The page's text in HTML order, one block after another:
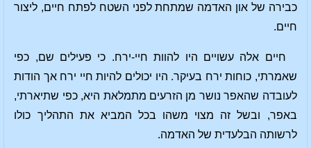
כבירה של און האדמה שמתחת לפני השטח לפתח חיים, ליצור
חיים.
חיים אלה עשויים היו להוות חיי-ירח. כי פעילים שם, כפי
שאמרתי, כוחות ירח בעיקר. היו יכולים להיות חיי ירח אך הודות
לעובדה שהאפר נושר מן הזרעים מתמלאת היא, כפי שתיארתי,
באפר, ובשל זה מצוי משהו בכל המביא את התהליך כולו
לרשותה הבלעדית של האדמה.